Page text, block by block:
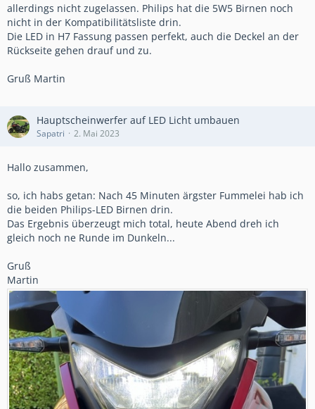
allerdings nicht zugelassen. Philips hat die 5W5 Birnen noch
nicht in der Kompatibilitätsliste drin.
Die LED in H7 Fassung passen perfekt, auch die Deckel an der
Rückseite gehen drauf und zu.
Gruß Martin
Hauptscheinwerfer auf LED Licht umbauen
Sapatri 2. Mai 2023
Hallo zusammen,
so, ich habs getan: Nach 45 Minuten ärgster Fummelei hab ich
die beiden Philips-LED Birnen drin.
Das Ergebnis überzeugt mich total, heute Abend dreh ich
gleich noch ne Runde im Dunkeln...
Gruß
Martin